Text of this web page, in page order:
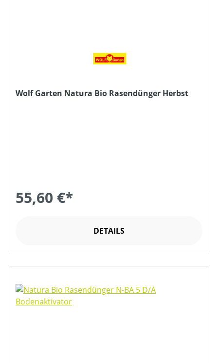
Wolf Garten Natura Bio Rasendünger Herbst
55,60 €*
DETAILS